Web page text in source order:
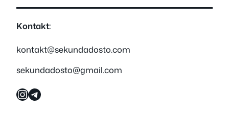
Kontakt:
kontakt@sekundadosto.com
sekundadosto@gmail.com
InstagramTelegram